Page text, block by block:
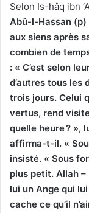
Selon Is-hâq ibn
Abû-l-Hassan
aux siens après
combien de
: « C’est selon
d’autres tous les
trois jours. Celui
vertus, rend
quelle heure ? »,
affirma-t-il. «
insisté. « Sous
plus petit. Allah
lui un Ange qui
cache ce qu’il